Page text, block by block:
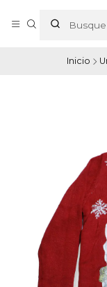
Inicio